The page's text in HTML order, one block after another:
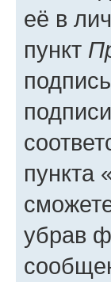
её в
пункт
пункта
убрав